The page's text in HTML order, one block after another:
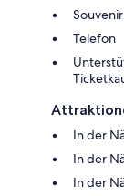
Telefon
In der
In der
In der